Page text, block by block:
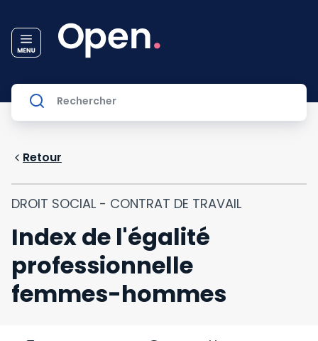
Retour
DROIT SOCIAL - CONTRAT DE TRAVAIL
Index de l'égalité
professionnelle
femmes-hommes